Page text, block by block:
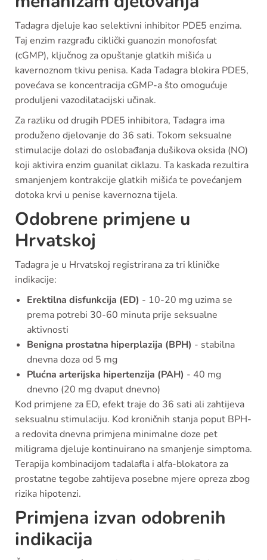
Tadagra djeluje kao selektivni inhibitor PDE5 enzima.
Taj enzim razgrađu ciklički guanozin monofosfat
(cGMP), ključnog za opuštanje glatkih mišića u
kavernoznom tkivu penisa. Kada Tadagra blokira PDE5,
povećava se koncentracija cGMP-a što omogućuje
produljeni vazodilatacijski učinak.
Za razliku od drugih PDE5 inhibitora, Tadagra ima
produženo djelovanje do 36 sati. Tokom seksualne
stimulacije dolazi do oslobađanja dušikova oksida (NO)
koji aktivira enzim guanilat ciklazu. Ta kaskada rezultira
smanjenjem kontrakcije glatkih mišića te povećanjem
dotoka krvi u penise kavernozna tijela.
Odobrene primjene u
Hrvatskoj
Tadagra je u Hrvatskoj registrirana za tri kliničke
indikacije:
Erektilna disfunkcija (ED) - 10-20 mg uzima se
prema potrebi 30-60 minuta prije seksualne
aktivnosti
Benigna prostatna hiperplazija (BPH) - stabilna
dnevna doza od 5 mg
Plućna arterijska hipertenzija (PAH) - 40 mg
dnevno (20 mg dvaput dnevno)
Kod primjene za ED, efekt traje do 36 sati ali zahtijeva
seksualnu stimulaciju. Kod kroničnih stanja poput BPH-
a redovita dnevna primjena minimalne doze pet
miligrama djeluje kontinuirano na smanjenje simptoma.
Terapija kombinacijom tadalafla i alfa-blokatora za
prostatne tegobe zahtijeva posebne mjere opreza zbog
rizika hipotenzi.
Primjena izvan odobrenih
indikacija